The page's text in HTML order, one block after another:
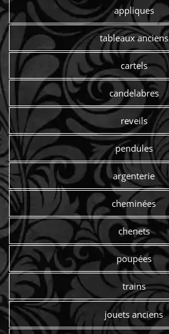
appliques
tableaux anciens
cartels
candelabres
reveils
pendules
argenterie
cheminées
chenets
poupées
trains
jouets anciens